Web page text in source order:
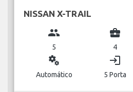
NISSAN X-TRAIL
group
5
business_center
4
miscellaneous_services
Automático
login
5 Porta